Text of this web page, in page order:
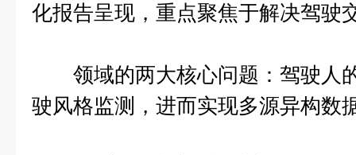
化报告呈现，重点聚焦于解决驾驶
领域的两大核心问题：驾驶人
驶风格监测，进而实现多源异构数